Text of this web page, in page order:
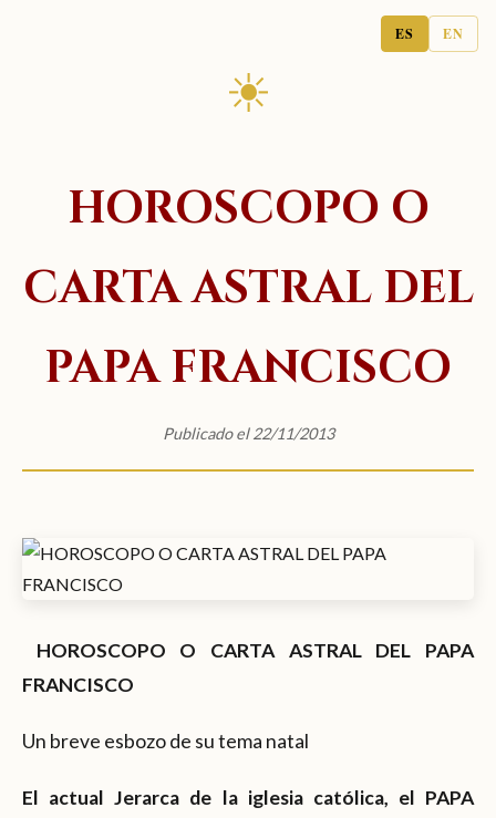
ES EN
☀
HOROSCOPO O
CARTA ASTRAL DEL
PAPA FRANCISCO
Publicado el 22/11/2013
HOROSCOPO O CARTA ASTRAL DEL PAPA
FRANCISCO
Un breve esbozo de su tema natal
El actual Jerarca de la iglesia católica, el PAPA